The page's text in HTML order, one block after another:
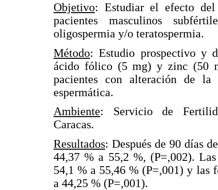
Objetivo: Estudiar el efecto
pacientes masculinos
oligospermia y/o teratospermia.
Método: Estudio prospectivo y
ácido fólico (5 mg) y zinc (50
pacientes con alteración de
espermática.
Ambiente: Servicio de
Caracas.
Resultados: Después de 90 días
44,37 % a 55,2 %, (P=,002).
54,1 % a 55,46 % (P=,001) y las
a 44,25 % (P=,001).